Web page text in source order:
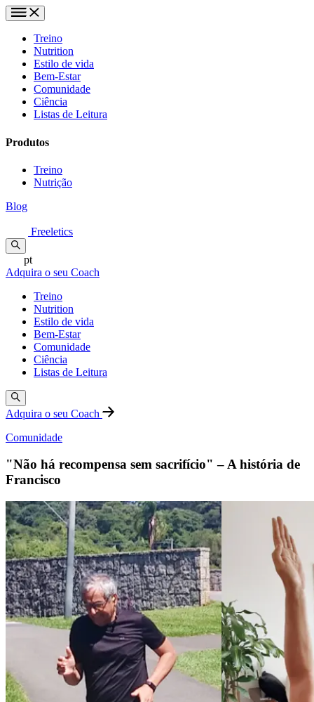
Treino
Nutrition
Estilo de vida
Bem-Estar
Comunidade
Ciência
Listas de Leitura
Produtos
Treino
Nutrição
Blog
Freeletics
pt
Adquira o seu Coach
Treino
Nutrition
Estilo de vida
Bem-Estar
Comunidade
Ciência
Listas de Leitura
Adquira o seu Coach
Comunidade
"Não há recompensa sem sacrifício" – A história de
Francisco